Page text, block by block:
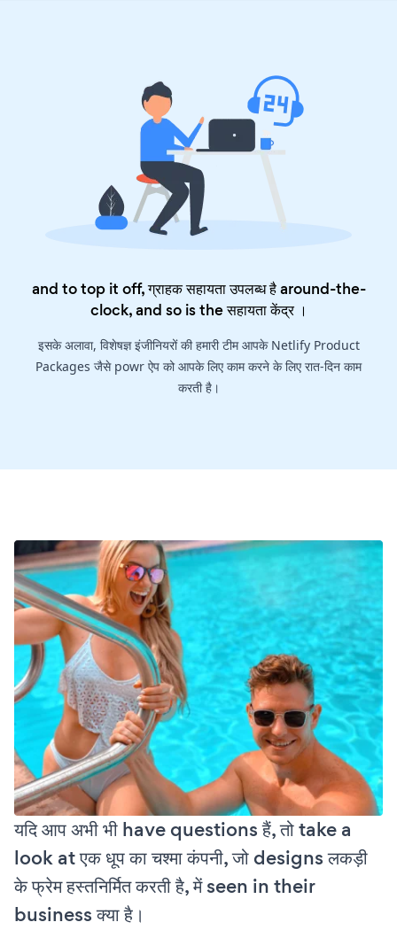
and to top it off, ग्राहक सहायता उपलब्ध है around-the-
clock, and so is theसहायता केंद्र।
इसके अलावा, विशेषज्ञ इंजीनियरों की हमारी टीम आपके Netlify Product
Packages जैसे powr ऐप को आपके लिए काम करने के लिए रात-दिन काम
करती है।
यदि आप अभी भी have questions हैं, तो take a
look at एक धूप का चश्मा कंपनी, जो designs लकड़ी
के फ्रेम हस्तनिर्मित करती है, में seen in their
business क्या है।